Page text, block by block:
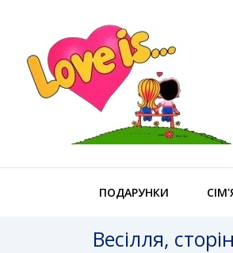
ПОДАРУНКИ
Весілля,